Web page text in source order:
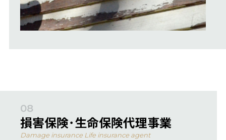
08
損害保険･生命保険代理事業
Damage insurance Life insurance agent